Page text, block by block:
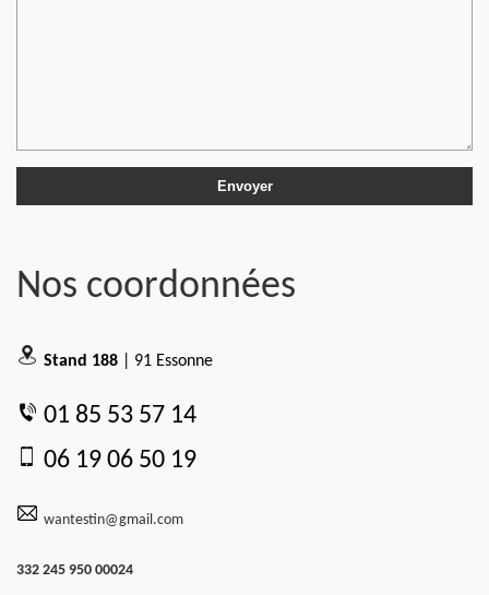
Nos coordonnées
Stand 188 | 91 Essonne
01 85 53 57 14
06 19 06 50 19
wantestin@gmail.com
332 245 950 00024